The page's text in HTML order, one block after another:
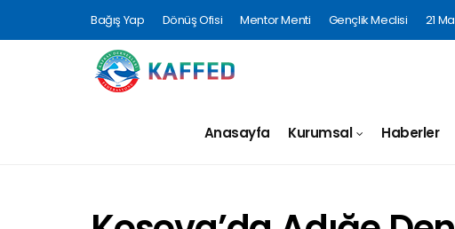
Bağış Yap Dönüş Ofisi Mentor Menti Gençlik Meclisi 21
Anasayfa Kurumsal Haberler